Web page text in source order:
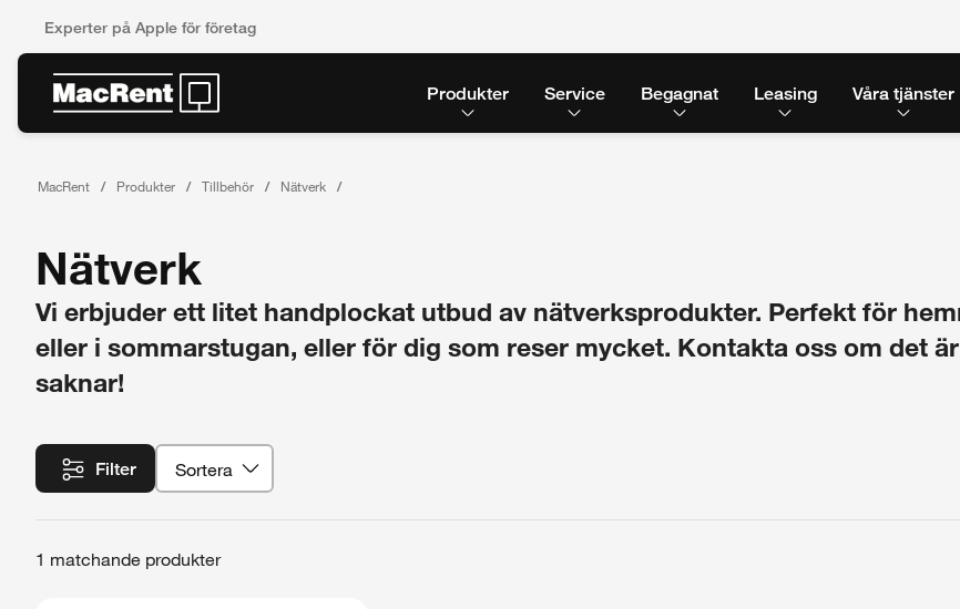
Experter på Apple för företag
Produkter Service Begagnat Leasing Våra tjänster
MacRent Produkter Tillbehör Nätverk
Nätverk
Vi erbjuder ett litet handplockat utbud av nätverksprodukter. Perfekt för
eller i sommarstugan, eller för dig som reser mycket. Kontakta oss om det
saknar!
Filter Sortera
1 matchande produkter